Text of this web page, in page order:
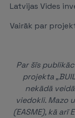
Latvijas Vides
Vairāk par
Par šīs
projekta
nekādā
viedokli. Mazo
(EASME), kā arī